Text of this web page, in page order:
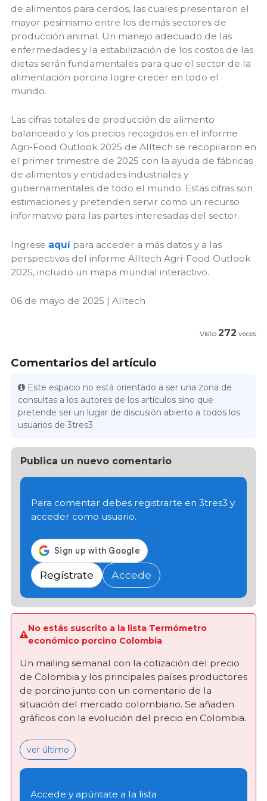
de alimentos para cerdos, las cuales presentaron el
mayor pesimismo entre los demás sectores de
producción animal. Un manejo adecuado de las
enfermedades y la estabilización de los costos de las
dietas serán fundamentales para que el sector de la
alimentación porcina logre crecer en todo el
mundo.
Las cifras totales de producción de alimento
balanceado y los precios recogidos en el informe
Agri-Food Outlook 2025 de Alltech se recopilaron en
el primer trimestre de 2025 con la ayuda de fábricas
de alimentos y entidades industriales y
gubernamentales de todo el mundo. Estas cifras son
estimaciones y pretenden servir como un recurso
informativo para las partes interesadas del sector.
Ingrese aquí para acceder a más datos y a las
perspectivas del informe Alltech Agri-Food Outlook
2025, incluido un mapa mundial interactivo.
06 de mayo de 2025 | Alltech
Visto 272 veces
Comentarios del artículo
Este espacio no está orientado a ser una zona de
consultas a los autores de los artículos sino que
pretende ser un lugar de discusión abierto a todos los
usuarios de 3tres3
Publica un nuevo comentario
Para comentar debes registrarte en 3tres3 y
acceder como usuario.
Regístrate Accede
No estás suscrito a la lista Termómetro
económico porcino Colombia
Un mailing semanal con la cotización del precio
de Colombia y los principales países productores
de porcino junto con un comentario de la
situación del mercado colombiano. Se añaden
gráficos con la evolución del precio en Colombia.
ver último
Accede y apúntate a la lista